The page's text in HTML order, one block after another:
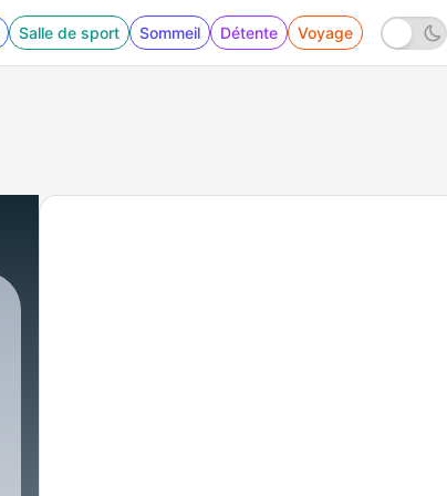
Salle de sport Sommeil Détente Voyage